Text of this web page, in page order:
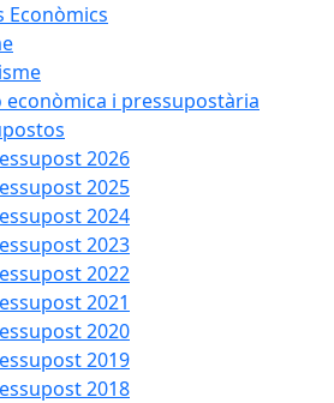
Econòmics
i pressupostària
2026
2025
2024
2023
2022
2021
2020
2019
2018